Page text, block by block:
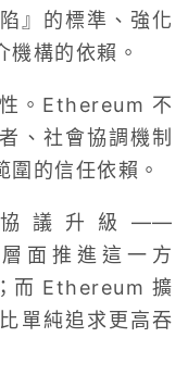
』的標準、強化
機構的依賴。
。Ethereum 不
、社會協調機制
的信任依賴。
協議升級——
面推進這一方
而 Ethereum 擴
單純追求更高吞